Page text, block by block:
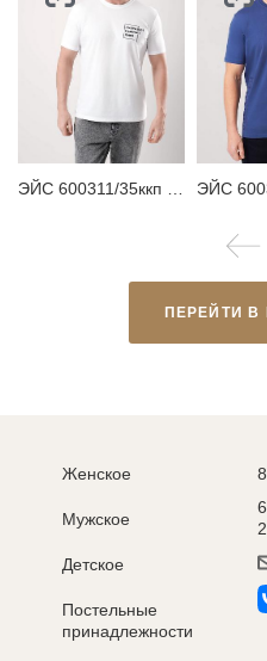
ПЕРЕЙТИ В
Женское
Мужское
Детское
Постельные
принадлежности